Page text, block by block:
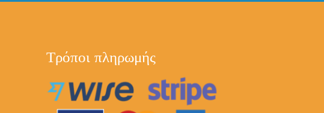
Τρόποι πληρωμής